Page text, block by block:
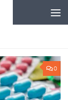
0